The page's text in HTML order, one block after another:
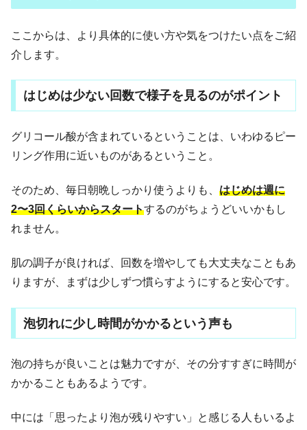
ここからは、より具体的に使い方や気をつけたい点をご紹
介します。
はじめは少ない回数で様子を見るのがポイント
グリコール酸が含まれているということは、いわゆるピー
リング作用に近いものがあるということ。
そのため、毎日朝晩しっかり使うよりも、 はじめは週に
2〜3回くらいからスタートするのがちょうどいいかもし
れません。
肌の調子が良ければ、回数を増やしても大丈夫なこともあ
りますが、まずは少しずつ慣らすようにすると安心です。
泡切れに少し時間がかかるという声も
泡の持ちが良いことは魅力ですが、その分すすぎに時間が
かかることもあるようです。
中には「思ったより泡が残りやすい」と感じる人もいるよ